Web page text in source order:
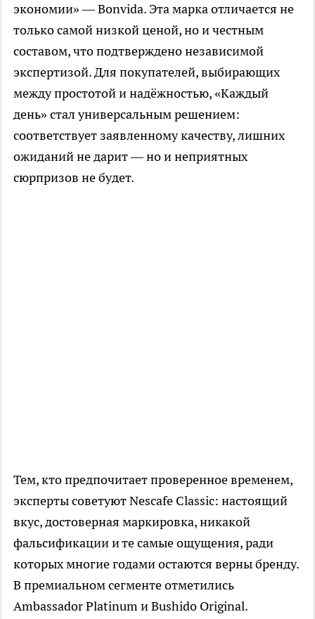
экономии» — Bonvida. Эта марка отличается не
только самой низкой ценой, но и честным
составом, что подтверждено независимой
экспертизой. Для покупателей, выбирающих
между простотой и надёжностью, «Каждый
день» стал универсальным решением:
соответствует заявленному качеству, лишних
ожиданий не дарит — но и неприятных
сюрпризов не будет.
Тем, кто предпочитает проверенное временем,
эксперты советуют Nescafe Classic: настоящий
вкус, достоверная маркировка, никакой
фальсификации и те самые ощущения, ради
которых многие годами остаются верны бренду.
В премиальном сегменте отметились
Ambassador Platinum и Bushido Original.